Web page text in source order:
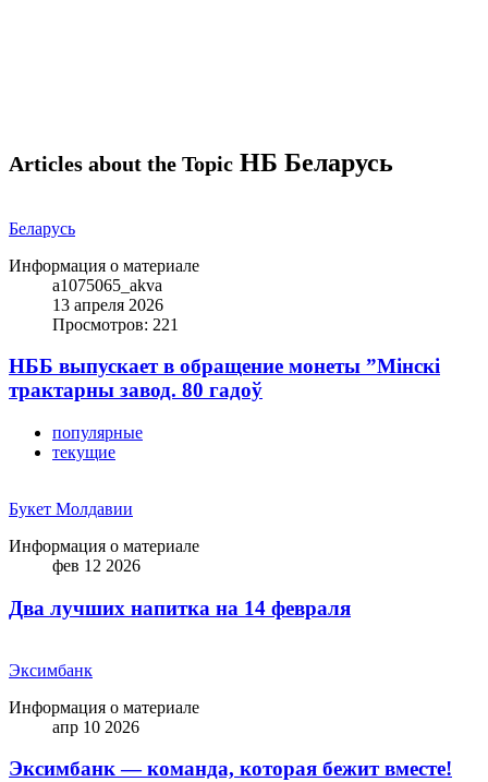
Articles about the Topic НБ Беларусь
Беларусь
Информация о материале
a1075065_akva
13 апреля 2026
Просмотров: 221
НББ выпускает в обращение монеты ”Мінскі
трактарны завод. 80 гадоў
популярные
текущие
Букет Молдавии
Информация о материале
фев 12 2026
Два лучших напитка на 14 февраля
Эксимбанк
Информация о материале
апр 10 2026
Эксимбанк — команда, которая бежит вместе!